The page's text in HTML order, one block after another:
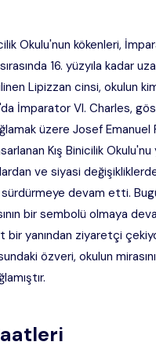
Okulu'nun kökenleri,
16. yüzyıla kadar
Lipizzan cinsi, okulun
İmparator VI. Charles,
üzere Josef Emanuel
Kış Binicilik Okulu'nu
ve siyasi
devam etti.
bir sembolü olmaya
bir yanından ziyaretçi
özveri, okulun